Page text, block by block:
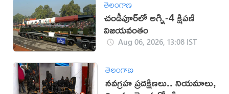
తెలంగాణ
చండీపూర్‌లో అగ్ని-4 క్షిపణి
విజయవంతం
Aug 06, 2026, 13:08 IST
తెలంగాణ
నవగ్రహ ప్రదక్షిణలు.. నియమాలు,